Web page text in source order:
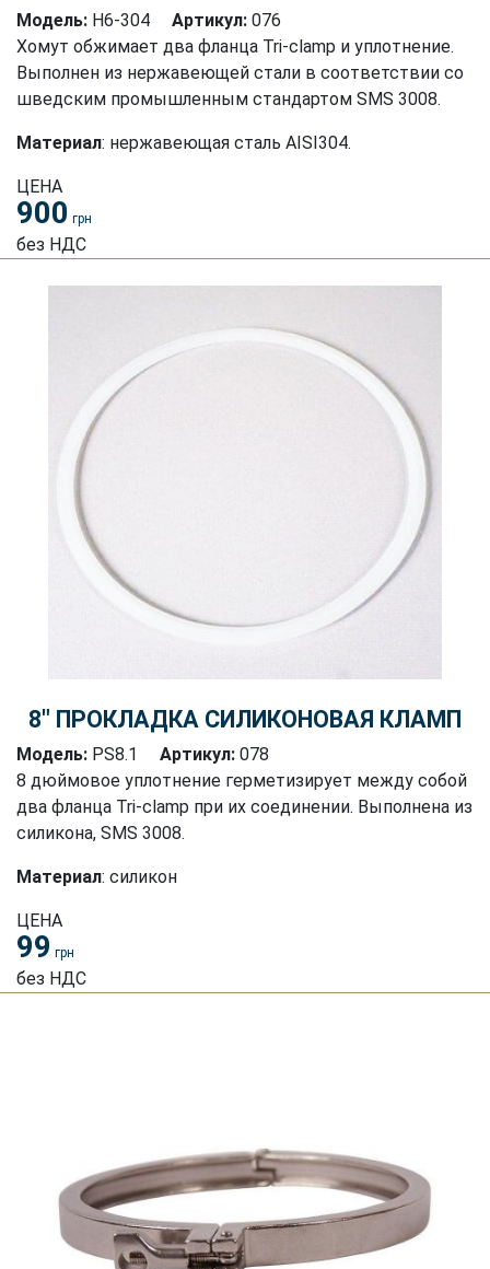
Модель: H6-304 Артикул: 076
Хомут обжимает два фланца Tri-clamp и уплотнение.
Выполнен из нержавеющей стали в соответствии со
шведским промышленным стандартом SMS 3008.
Материал: нержавеющая сталь AISI304.
ЦЕНА
900 грн
без НДС
8″ ПРОКЛАДКА СИЛИКОНОВАЯ КЛАМП
Модель: PS8.1 Артикул: 078
8 дюймовое уплотнение герметизирует между собой
два фланца Tri-clamp при их соединении. Выполнена из
силикона, SMS 3008.
Материал: силикон
ЦЕНА
99 грн
без НДС